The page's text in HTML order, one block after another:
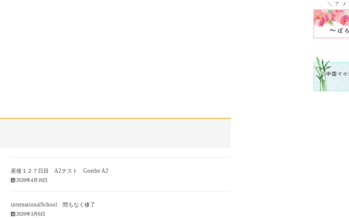
産後１２７日目 A2テスト Goethe A2
2026年4月16日
internationalSchool 間もなく修了
2026年3月6日